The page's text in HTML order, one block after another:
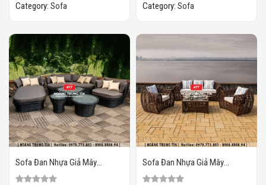
Category: Sofa Category: Sofa
Sofa Đan Nhựa Giả Mây
HTT068
Sofa Đan Nhựa Giả Mây
HTT067